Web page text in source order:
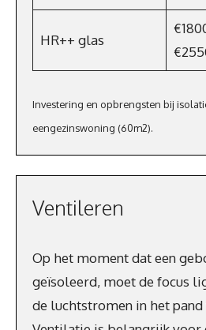
HR++ glas
Investering en opbrengsten bij
eengezinswoning (60m2).
Ventileren
Op het moment dat een
geïsoleerd, moet de focus
de luchtstromen in het